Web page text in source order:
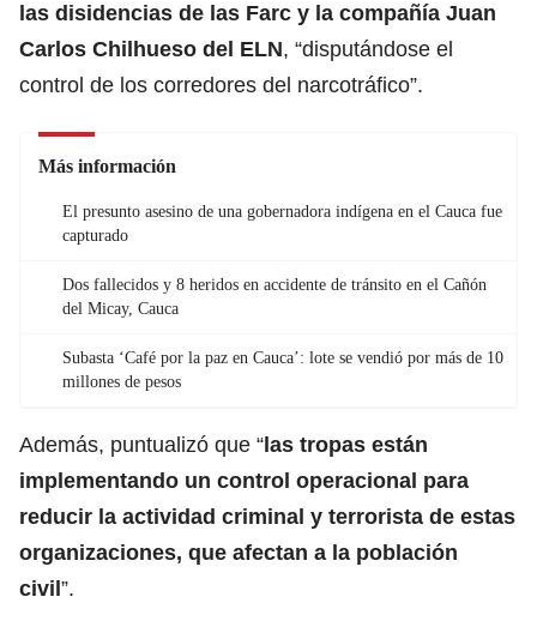
las disidencias de las Farc y la compañía Juan
Carlos Chilhueso del ELN, “disputándose el
control de los corredores del narcotráfico”.
Más información
El presunto asesino de una gobernadora indígena en el Cauca fue
capturado
Dos fallecidos y 8 heridos en accidente de tránsito en el Cañón
del Micay, Cauca
Subasta ‘Café por la paz en Cauca’: lote se vendió por más de 10
millones de pesos
Además, puntualizó que “las tropas están
implementando un control operacional para
reducir la actividad criminal y terrorista de estas
organizaciones, que afectan a la población
civil”.